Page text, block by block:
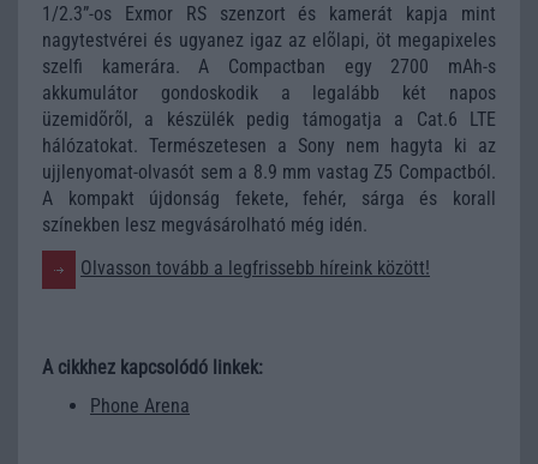
1/2.3”-os Exmor RS szenzort és kamerát kapja mint
nagytestvérei és ugyanez igaz az elõlapi, öt megapixeles
szelfi kamerára. A Compactban egy 2700 mAh-s
akkumulátor gondoskodik a legalább két napos
üzemidõrõl, a készülék pedig támogatja a Cat.6 LTE
hálózatokat. Természetesen a Sony nem hagyta ki az
ujjlenyomat-olvasót sem a 8.9 mm vastag Z5 Compactból.
A kompakt újdonság fekete, fehér, sárga és korall
színekben lesz megvásárolható még idén.
Olvasson tovább a legfrissebb híreink között!
A cikkhez kapcsolódó linkek:
Phone Arena